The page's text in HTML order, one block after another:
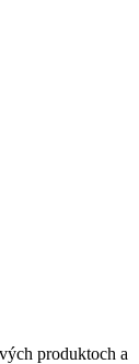
produktoch a